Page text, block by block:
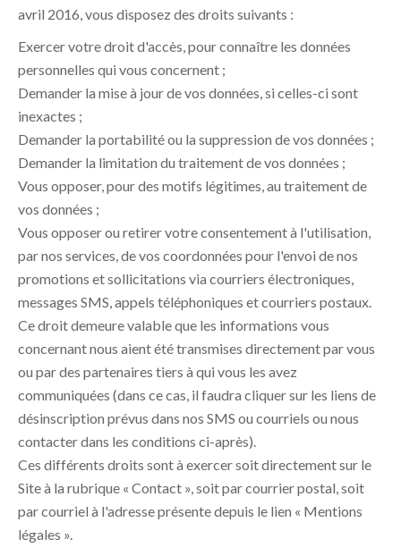
avril 2016, vous disposez des droits suivants :
Exercer votre droit d'accès, pour connaître les données
personnelles qui vous concernent ;
Demander la mise à jour de vos données, si celles-ci sont
inexactes ;
Demander la portabilité ou la suppression de vos données ;
Demander la limitation du traitement de vos données ;
Vous opposer, pour des motifs légitimes, au traitement de
vos données ;
Vous opposer ou retirer votre consentement à l'utilisation,
par nos services, de vos coordonnées pour l'envoi de nos
promotions et sollicitations via courriers électroniques,
messages SMS, appels téléphoniques et courriers postaux.
Ce droit demeure valable que les informations vous
concernant nous aient été transmises directement par vous
ou par des partenaires tiers à qui vous les avez
communiquées (dans ce cas, il faudra cliquer sur les liens de
désinscription prévus dans nos SMS ou courriels ou nous
contacter dans les conditions ci-après).
Ces différents droits sont à exercer soit directement sur le
Site à la rubrique « Contact », soit par courrier postal, soit
par courriel à l'adresse présente depuis le lien « Mentions
légales ».